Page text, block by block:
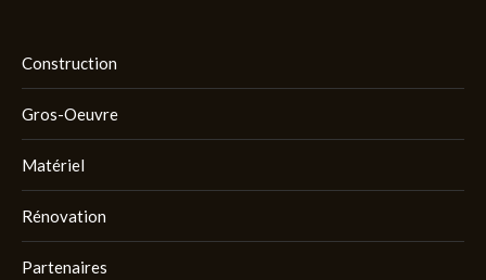
Construction
Gros-Oeuvre
Matériel
Rénovation
Partenaires